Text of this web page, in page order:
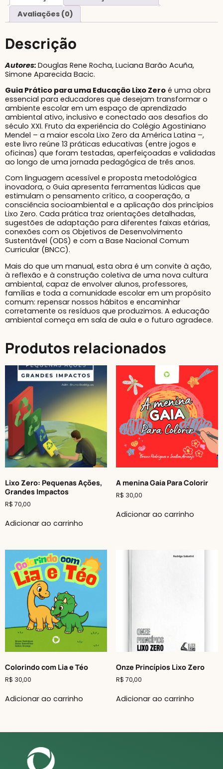
Avaliações (0)
Descrição
Autores: Douglas Rene Rocha, Luciana Barão Acuña,
Simone Aparecida Bacic.
Guia Prático para uma Educação Lixo Zero é uma obra
essencial para educadores que desejam transformar o
ambiente escolar em um espaço de aprendizado
ambiental ativo, inclusivo e conectado aos desafios do
século XXI. Fruto da experiência do Colégio Agostiniano
Mendel – a maior escola Lixo Zero da América Latina –,
este livro reúne 13 práticas educativas (entre jogos e
oficinas) que foram testadas, aperfeiçoadas e validadas
ao longo de uma jornada pedagógica de três anos.
Com linguagem acessível e proposta metodológica
inovadora, o Guia apresenta ferramentas lúdicas que
estimulam o pensamento crítico, a cooperação, a
consciência socioambiental e a aplicação dos princípios
Lixo Zero. Cada prática traz orientações detalhadas,
sugestões de adaptação para diferentes faixas etárias,
conexões com os Objetivos de Desenvolvimento
Sustentável (ODS) e com a Base Nacional Comum
Curricular (BNCC).
Mais do que um manual, esta obra é um convite à ação,
à reflexão e à construção coletiva de uma nova cultura
ambiental, capaz de envolver alunos, professores,
famílias e toda a comunidade escolar em um propósito
comum: repensar nossos hábitos e encaminhar
corretamente os resíduos que produzimos. A educação
ambiental começa em sala de aula e o futuro agradece.
Produtos relacionados
Lixo Zero: Pequenas Ações,
Grandes Impactos
R$ 70,00
Adicionar ao carrinho
A menina Gaia Para Colorir
R$ 30,00
Adicionar ao carrinho
Colorindo com Lia e Téo
R$ 30,00
Adicionar ao carrinho
Onze Princípios Lixo Zero
R$ 70,00
Adicionar ao carrinho